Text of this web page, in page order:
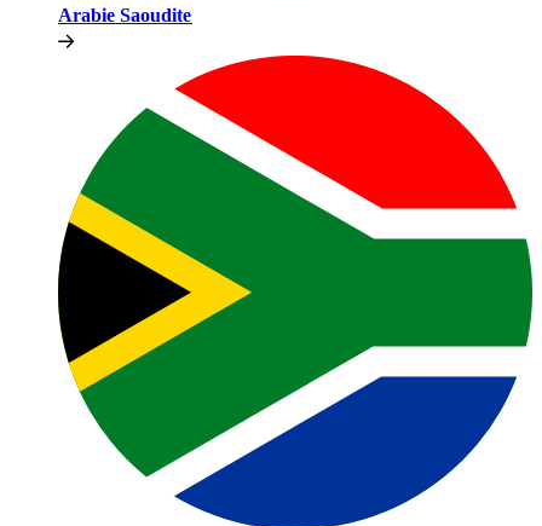
Arabie Saoudite​​